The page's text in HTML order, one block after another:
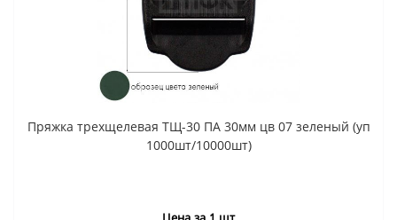
Пряжка трехщелевая ТЩ-30 ПА 30мм цв 07 зеленый (уп
1000шт/10000шт)